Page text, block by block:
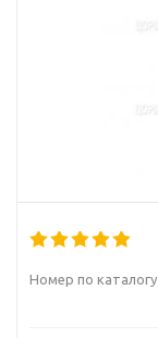
Номер по каталогу